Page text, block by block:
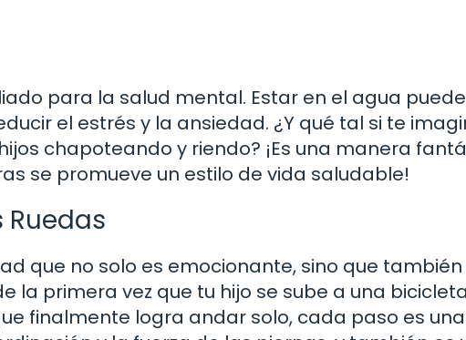
para la salud mental. Estar en el agua
el estrés y la ansiedad. ¿Y qué tal si te
chapoteando y riendo? ¡Es una manera
se promueve un estilo de vida saludable!
Ruedas
que no solo es emocionante, sino que también
la primera vez que tu hijo se sube a una
finalmente logra andar solo, cada paso es una